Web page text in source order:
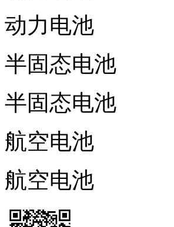
动力电池
半固态电池
半固态电池
航空电池
航空电池